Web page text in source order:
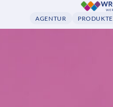
AGENTUR PRODUKTE